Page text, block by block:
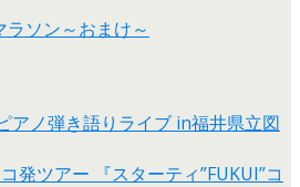
ソン～おまけ～
アノ弾き語りライブ in福井県立図
発ツアー 『スターティ”FUKUI”コ